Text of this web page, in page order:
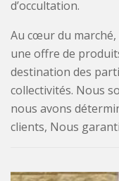
d’occultation.
Au cœur du
une offre de
destination des
collectivités. Nous
nous avons
clients, Nous